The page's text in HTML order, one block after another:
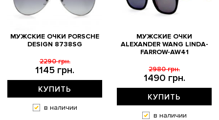
МУЖСКИЕ ОЧКИ PORSCHE
DESIGN 8738SG
1145 грн.
2290 грн.
КУПИТЬ
в наличии
МУЖСКИЕ ОЧКИ
ALEXANDER WANG LINDA-
FARROW-AW41
1490 грн.
2980 грн.
КУПИТЬ
в наличии